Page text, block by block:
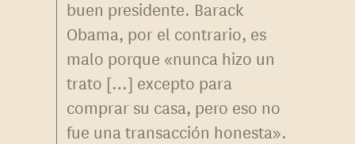
buen presidente. Barack
Obama, por el contrario, es
malo porque «nunca hizo un
trato […] excepto para
comprar su casa, pero eso no
fue una transacción honesta».